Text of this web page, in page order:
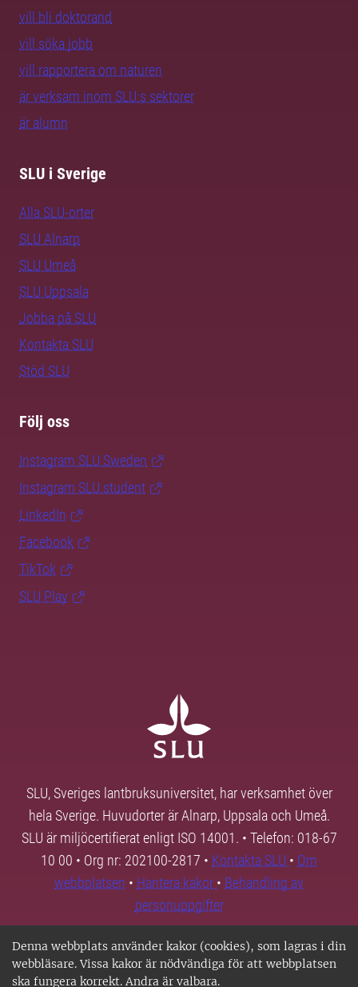
Denna webbplats använder kakor (cookies), som lagras i din
webbläsare. Vissa kakor är nödvändiga för att webbplatsen
ska fungera korrekt. Andra är valbara.
vill bli doktorand
vill söka jobb
vill rapportera om naturen
är verksam inom SLU:s sektorer
är alumn
SLU i Sverige
Alla SLU-orter
SLU Alnarp
SLU Umeå
SLU Uppsala
Jobba på SLU
Kontakta SLU
Stöd SLU
Följ oss
Instagram SLU.Sweden
Instagram SLU.student
LinkedIn
Facebook
TikTok
SLU Play
SLU, Sveriges lantbruksuniversitet, har verksamhet över
hela Sverige. Huvudorter är Alnarp, Uppsala och Umeå.
SLU är miljöcertifierat enligt ISO 14001. • Telefon: 018-67
10 00 • Org nr: 202100-2817 • Kontakta SLU • Om
webbplatsen • Hantera kakor • Behandling av
personuppgifter